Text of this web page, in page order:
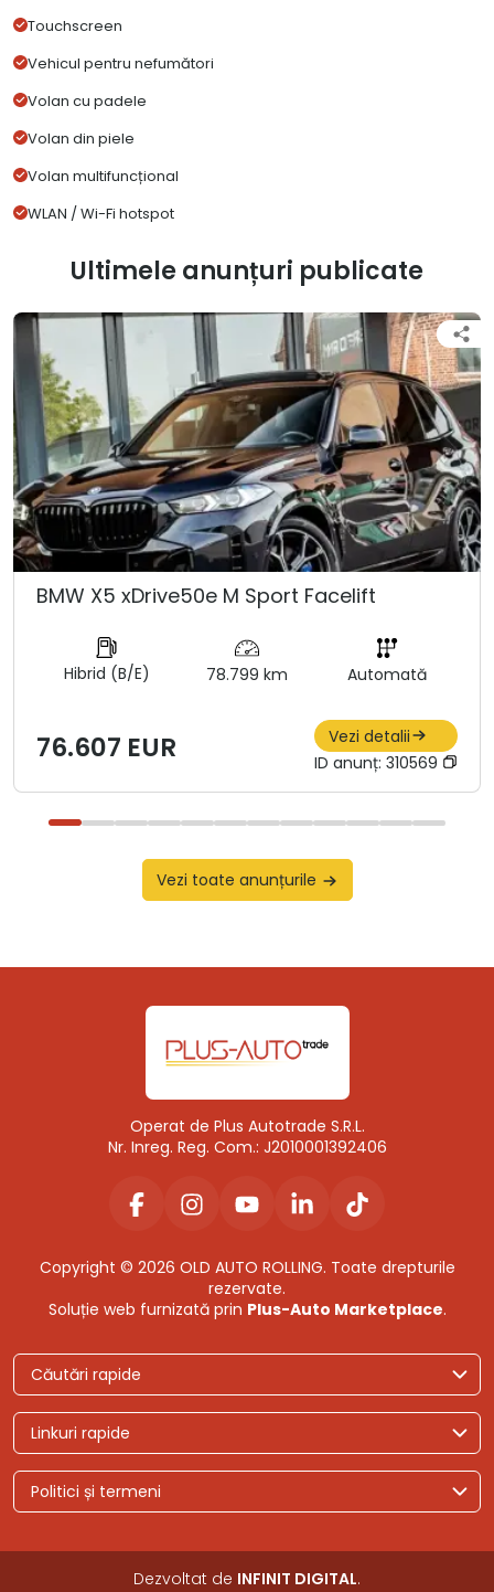
Touchscreen
Vehicul pentru nefumători
Volan cu padele
Volan din piele
Volan multifuncțional
WLAN / Wi-Fi hotspot
Ultimele anunțuri publicate
BMW X5 xDrive50e M Sport Facelift
Hibrid (B/E) 78.799 km Automată
76.607 EUR
Vezi detalii
ID anunț: 310569
Vezi toate anunțurile
Operat de Plus Autotrade S.R.L.
Nr. Inreg. Reg. Com.: J2010001392406
Copyright © 2026 OLD AUTO ROLLING. Toate drepturile
rezervate.
Soluție web furnizată prin Plus-Auto Marketplace.
Căutări rapide
Linkuri rapide
Politici și termeni
Dezvoltat de INFINIT DIGITAL.